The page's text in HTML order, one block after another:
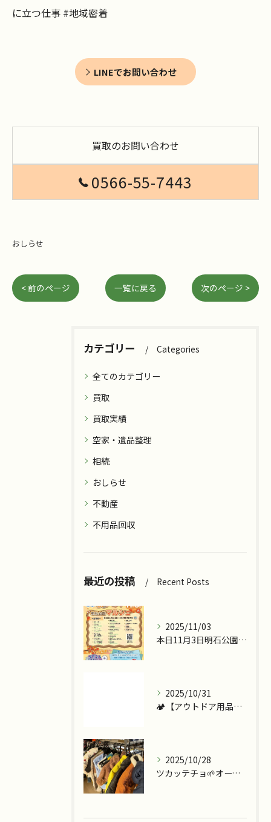
に立つ仕事 #地域密着
LINEでお問い合わせ
買取のお問い合わせ
0566-55-7443
おしらせ
< 前のページ 一覧に戻る 次のページ >
カテゴリー Categories
全てのカテゴリー
買取
買取実績
空家・遺品整理
相続
おしらせ
不動産
不用品回収
最近の投稿 Recent Posts
2025/11/03
本日11月3日明石公園で『ツカッテチョ』&『モッテコリン』で...
2025/10/31
🏕️【アウトドア用品、今こそ見直しませんか？】
2025/10/28
ツカッテチョ🌱オープンまであと少し💪